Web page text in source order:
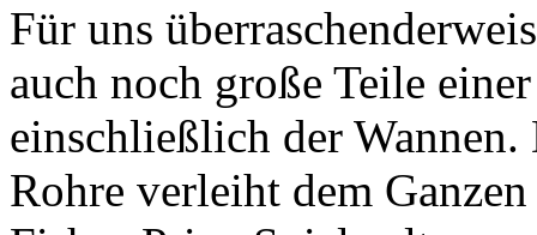
Für uns
auch noch große Teile
einschließlich der
Rohre verleiht dem